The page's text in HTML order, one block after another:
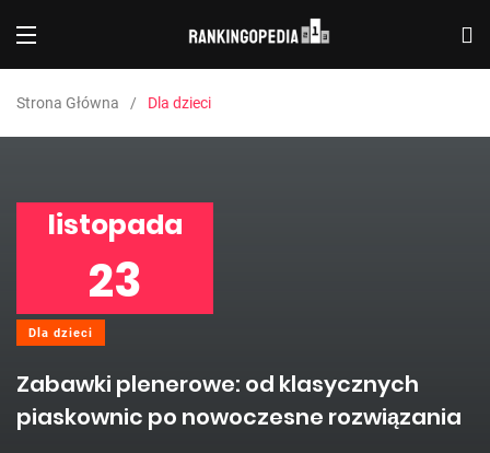
Strona Główna Dla dzieci
listopada
23
Dla dzieci
Zabawki plenerowe: od klasycznych
piaskownic po nowoczesne rozwiązania